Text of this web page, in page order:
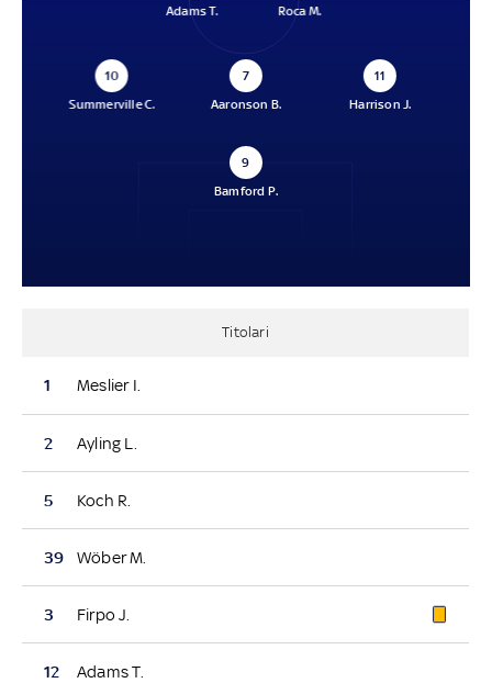
Adams T.
Roca M.
10
Summerville C.
7
Aaronson B.
11
Harrison J.
9
Bamford P.
Titolari
1 Meslier I.
2 Ayling L.
5 Koch R.
39 Wöber M.
3 Firpo J.
12 Adams T.